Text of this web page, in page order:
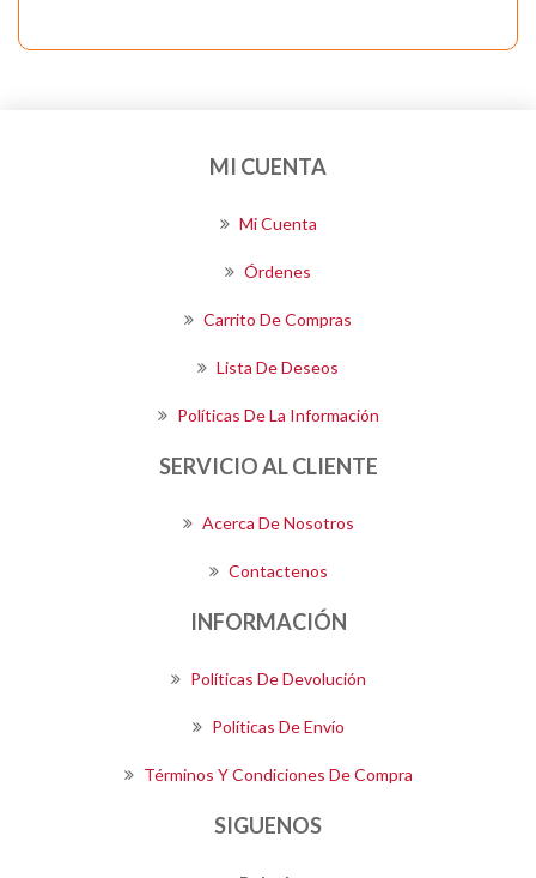
MI CUENTA
Mi Cuenta
Órdenes
Carrito De Compras
Lista De Deseos
Políticas De La Información
SERVICIO AL CLIENTE
Acerca De Nosotros
Contactenos
INFORMACIÓN
Políticas De Devolución
Políticas De Envío
Términos Y Condiciones De Compra
SIGUENOS